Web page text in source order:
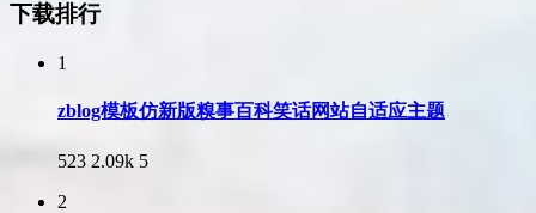
下载排行
1
zblog模板仿新版糗事百科笑话网站自适应主题
523 2.09k 5
2